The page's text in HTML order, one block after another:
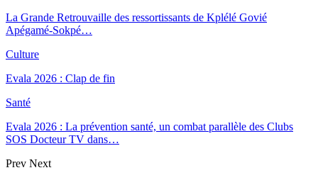
La Grande Retrouvaille des ressortissants de Kplélé Govié
Apégamé-Sokpé…
Culture
Evala 2026 : Clap de fin
Santé
Evala 2026 : La prévention santé, un combat parallèle des Clubs
SOS Docteur TV dans…
Prev Next